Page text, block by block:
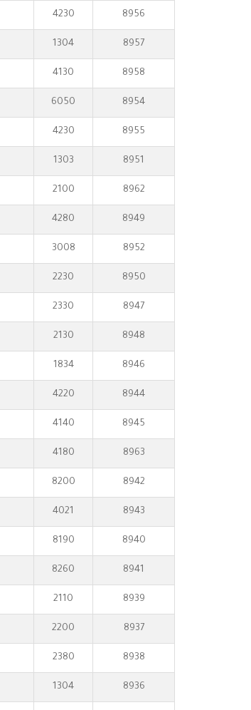
8956
4230
8957
1304
8958
4130
8954
6050
8955
4230
8951
1303
8962
2100
8949
4280
8952
3008
8950
2230
8947
2330
8948
2130
8946
1834
8944
4220
8945
4140
8963
4180
8942
8200
8943
4021
8940
8190
8941
8260
8939
2110
8937
2200
8938
2380
8936
1304